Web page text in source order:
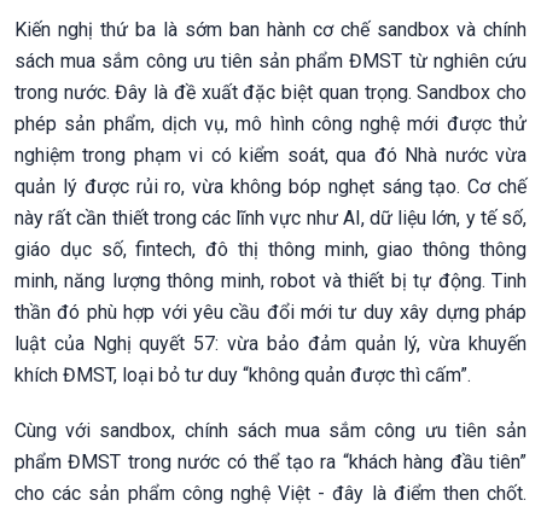
Kiến nghị thứ ba là sớm ban hành cơ chế sandbox và chính
sách mua sắm công ưu tiên sản phẩm ĐMST từ nghiên cứu
trong nước. Đây là đề xuất đặc biệt quan trọng. Sandbox cho
phép sản phẩm, dịch vụ, mô hình công nghệ mới được thử
nghiệm trong phạm vi có kiểm soát, qua đó Nhà nước vừa
quản lý được rủi ro, vừa không bóp nghẹt sáng tạo. Cơ chế
này rất cần thiết trong các lĩnh vực như AI, dữ liệu lớn, y tế số,
giáo dục số, fintech, đô thị thông minh, giao thông thông
minh, năng lượng thông minh, robot và thiết bị tự động. Tinh
thần đó phù hợp với yêu cầu đổi mới tư duy xây dựng pháp
luật của Nghị quyết 57: vừa bảo đảm quản lý, vừa khuyến
khích ĐMST, loại bỏ tư duy “không quản được thì cấm”.
Cùng với sandbox, chính sách mua sắm công ưu tiên sản
phẩm ĐMST trong nước có thể tạo ra “khách hàng đầu tiên”
cho các sản phẩm công nghệ Việt - đây là điểm then chốt.